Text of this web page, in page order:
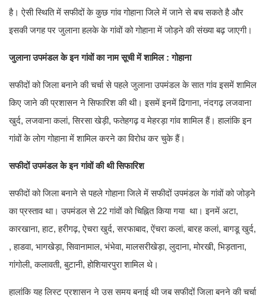
है। ऐसी स्थिति में सफीदों के कुछ गांव गोहाना जिले में जाने से बच सकते है और
इसकी जगह पर जुलाना हलके के गांवों को गोहाना में जोड़ने की संख्या बढ़ जाएगी।
जुलाना उपमंडल के इन गांवों का नाम सूची में शामिल : गोहाना
सफीदों को जिला बनाने की चर्चा से पहले जुलाना उपमंडल के सात गांव इसमें शामिल
किए जाने की प्रशासन ने सिफारिश की थी। इसमें इनमें ढिगाना, नंदगढ़ लजवाना
खुर्द, लजवाना कलां, सिरसा खेड़ी, फतेहगढ़ व मेहरड़ा गांव शामिल हैं। हालांकि इन
गांवों के लोग गोहाना में शामिल करने का विरोध कर चुके हैं।
सफीदों उपमंडल के इन गांवों की थी सिफारिश
सफीदों को जिला बनाने से पहले गोहाना जिले में सफीदों उपमंडल के गांवों को जोड़ने
का प्रस्ताव था। उपमंडल से 22 गांवों को चिह्नित किया गया था। इनमें अटा,
कारखाना, हाट, हरीगढ़, ऐचरा खुर्द, सरफाबाद, ऐंचरा कलां, बारह कलां, बागडू खुर्द,
, हाडवा, भागखेड़ा, सिवानामाल, भंभेवा, मालसरीखेड़ा, लुदाना, मोरखी, भिड़ताना,
गांगोली, कलावती, बुटानी, होशियारपुरा शामिल थे।
हालांकि यह लिस्ट प्रशासन ने उस समय बनाई थी जब सफीदों जिला बनने की चर्चा